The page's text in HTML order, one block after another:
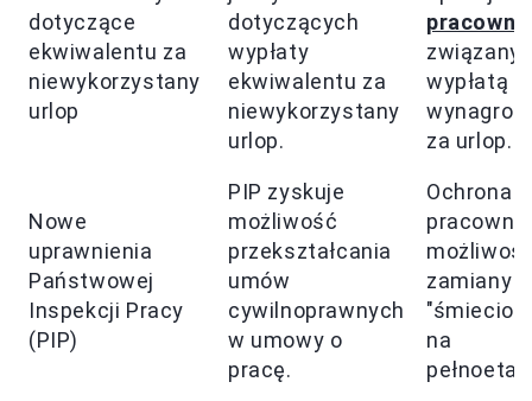
dotyczące
ekwiwalentu za
niewykorzystany
urlop
dotyczących
wypłaty
ekwiwalentu za
niewykorzystany
urlop.
związany
wypłatą
za urlop.
Nowe
uprawnienia
Państwowej
Inspekcji Pracy
(PIP)
PIP zyskuje
możliwość
przekształcania
umów
cywilnoprawnych
w umowy o
pracę.
Ochrona
zamiany
na